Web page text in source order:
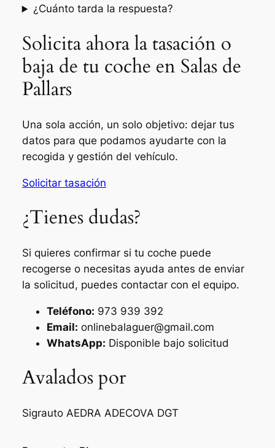
¿Cuánto tarda la respuesta?
Solicita ahora la tasación o
baja de tu coche en Salas de
Pallars
Una sola acción, un solo objetivo: dejar tus
datos para que podamos ayudarte con la
recogida y gestión del vehículo.
Solicitar tasación
¿Tienes dudas?
Si quieres confirmar si tu coche puede
recogerse o necesitas ayuda antes de enviar
la solicitud, puedes contactar con el equipo.
Teléfono: 973 939 392
Email: onlinebalaguer@gmail.com
WhatsApp: Disponible bajo solicitud
Avalados por
Sigrauto AEDRA ADECOVA DGT